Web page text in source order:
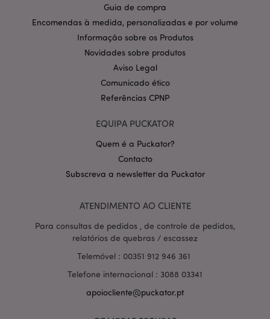
Guia de compra
Encomendas à medida, personalizadas e por volume
Informação sobre os Produtos
Novidades sobre produtos
Aviso Legal
Comunicado ético
Referências CPNP
EQUIPA PUCKATOR
Quem é a Puckator?
Contacto
Subscreva a newsletter da Puckator
ATENDIMENTO AO CLIENTE
Para consultas de pedidos , de controle de pedidos,
relatórios de quebras / escassez
Telemóvel : 00351 912 946 361
Telefone internacional : 3088 03341
apoiocliente@puckator.pt
mage-cache-storage-section-
Adobe Inc.
Política de Privacidade da